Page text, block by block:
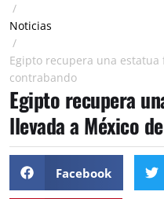
/
Noticias
/
Egipto recupera una
contrabando
Egipto recupera
llevada a México
Facebook